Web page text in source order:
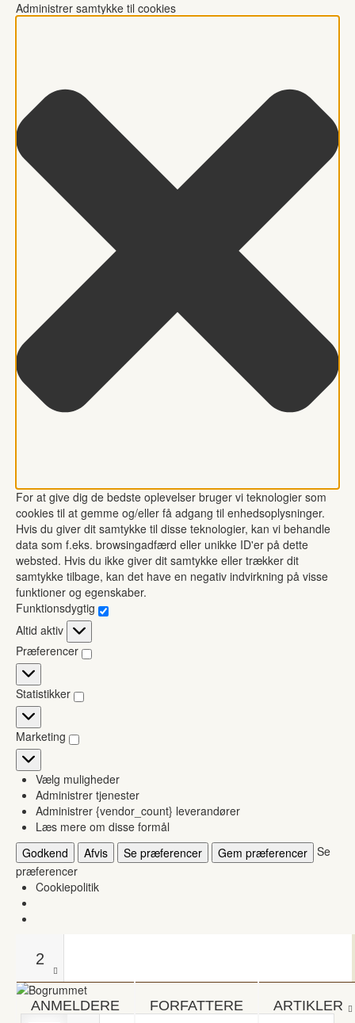
Administrer samtykke til cookies
For at give dig de bedste oplevelser bruger vi teknologier som
cookies til at gemme og/eller få adgang til enhedsoplysninger.
Hvis du giver dit samtykke til disse teknologier, kan vi behandle
data som f.eks. browsingadfærd eller unikke ID'er på dette
websted. Hvis du ikke giver dit samtykke eller trækker dit
samtykke tilbage, kan det have en negativ indvirkning på visse
funktioner og egenskaber.
Funktionsdygtig
Funktionsdygtig
Altid aktiv
Præferencer
Præferencer
Statistikker
Statistikker
Marketing
Marketing
Vælg muligheder
Administrer tjenester
Administrer {vendor_count} leverandører
Læs mere om disse formål
Godkend
Afvis Se præferencer Gem præferencer Se
præferencer
Cookiepolitik
2
ANMELDERE FORFATTERE ARTIKLER